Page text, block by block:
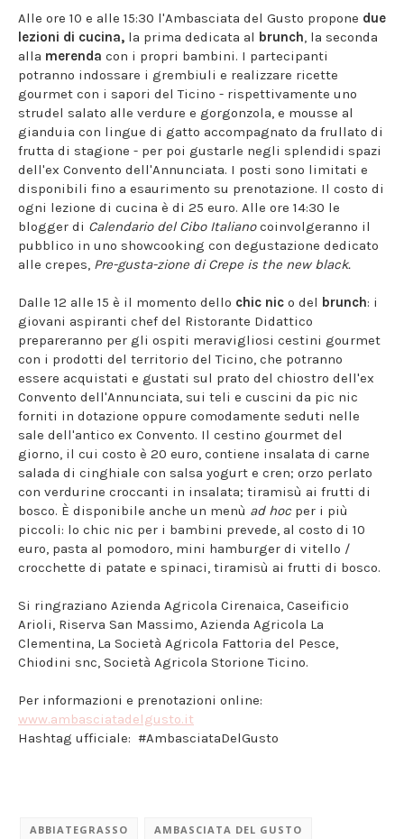
Alle ore 10 e alle 15:30 l'Ambasciata del Gusto propone due
lezioni di cucina, la prima dedicata al brunch, la seconda
alla merenda con i propri bambini. I partecipanti
potranno indossare i grembiuli e realizzare ricette
gourmet con i sapori del Ticino - rispettivamente uno
strudel salato alle verdure e gorgonzola, e mousse al
gianduia con lingue di gatto accompagnato da frullato di
frutta di stagione - per poi gustarle negli splendidi spazi
dell'ex Convento dell'Annunciata. I posti sono limitati e
disponibili fino a esaurimento su prenotazione. Il costo di
ogni lezione di cucina è di 25 euro. Alle ore 14:30 le
blogger di Calendario del Cibo Italianocoinvolgeranno il
pubblico in uno showcooking con degustazione dedicato
alle crepes, Pre-gusta-zione di Crepe is the new black.
Dalle 12 alle 15 è il momento dello chic nic o del brunch: i
giovani aspiranti chef del Ristorante Didattico
prepareranno per gli ospiti meravigliosi cestini gourmet
con i prodotti del territorio del Ticino, che potranno
essere acquistati e gustati sul prato del chiostro dell'ex
Convento dell'Annunciata, sui teli e cuscini da pic nic
forniti in dotazione oppure comodamente seduti nelle
sale dell'antico ex Convento. Il cestino gourmet del
giorno, il cui costo è 20 euro, contiene insalata di carne
salada di cinghiale con salsa yogurt e cren; orzo perlato
con verdurine croccanti in insalata; tiramisù ai frutti di
bosco. È disponibile anche un menù ad hoc per i più
piccoli: lo chic nic per i bambini prevede, al costo di 10
euro, pasta al pomodoro, mini hamburger di vitello /
crocchette di patate e spinaci, tiramisù ai frutti di bosco.
Si ringraziano Azienda Agricola Cirenaica, Caseificio
Arioli, Riserva San Massimo, Azienda Agricola La
Clementina, La Società Agricola Fattoria del Pesce,
Chiodini snc, Società Agricola Storione Ticino.
Per informazioni e prenotazioni online:
www.ambasciatadelgusto.it
Hashtag ufficiale: #AmbasciataDelGusto
ABBIATEGRASSO AMBASCIATA DEL GUSTO